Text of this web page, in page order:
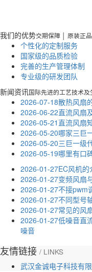
我们的优势交期保障 │ 原装正
个性化的定制服务
国家级的品质检验
完善的生产管理体制
专业级的研发团队
新闻资讯国际先进的工艺技术
2026-07-18散热风扇
2026-06-22直流风扇
2026-05-21 直流风扇
2026-05-20哪家三巨
2026-05-20三巨一级
2026-05-19哪里有口
2026-01-27EC风机的
2026-01-27变频风扇
2026-01-27不接pwm
2026-01-27不同型号
2026-01-27常见的风
2026-01-27低噪音直
噪音
友情链接 / LINKS
武汉金诚电子科技有